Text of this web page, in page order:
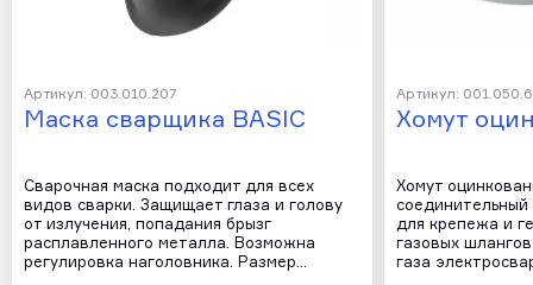
Артикул: 003.010.207
Маска сварщика BASIC
Сварочная маска подходит для всех
видов сварки. Защищает глаза и голову
от излучения, попадания брызг
расплавленного металла. Возможна
регулировка наголовника. Размер…
Артикул:
Хомут
Хомут
соединительный
для крепежа и
газовых
газа